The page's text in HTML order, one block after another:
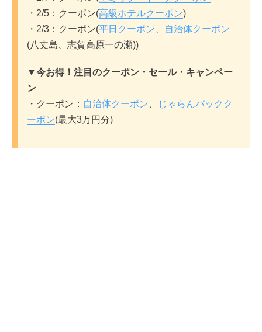
・2/5：クーポン(高級ホテルクーポン)
・2/3：クーポン(平日クーポン
自治体クーポン
(八丈島、志賀高原一の瀬))
▼今お得！注目のクーポン・セール・キャンペー
ン
・クーポン： 自治体クーポン
じゃらんパックク
ーポン(最大3万円分)